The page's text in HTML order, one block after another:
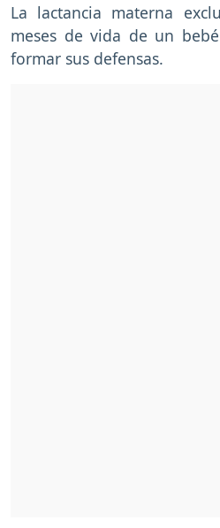
La lactancia materna
meses de vida de un
formar sus defensas.